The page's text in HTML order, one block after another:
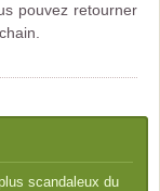
pouvez retourner
scandaleux du